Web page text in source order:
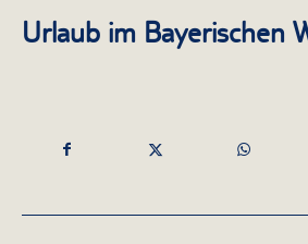
Urlaub im Bayerischen